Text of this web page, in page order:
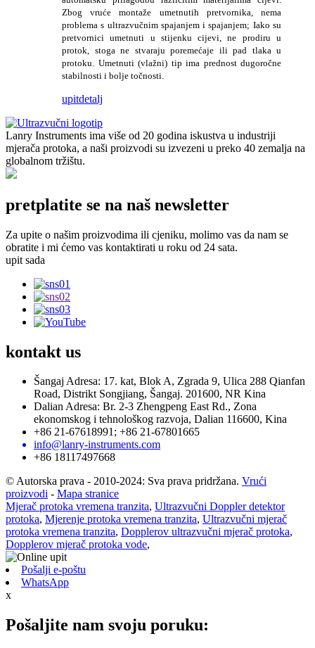
Zbog vruće montaže umetnutih pretvornika, nema
problema s ultrazvučnim spajanjem i spajanjem; Iako su
pretvornici umetnuti u stijenku cijevi, ne prodiru u
protok, stoga ne stvaraju poremećaje ili pad tlaka u
protoku. Umetnuti (vlažni) tip ima prednost dugoročne
stabilnosti i bolje točnosti.
upitdetalj
Lanry Instruments ima više od 20 godina iskustva u industriji
mjerača protoka, a naši proizvodi su izvezeni u preko 40 zemalja na
globalnom tržištu.
pretplatite se na naš newsletter
Za upite o našim proizvodima ili cjeniku, molimo vas da nam se
obratite i mi ćemo vas kontaktirati u roku od 24 sata.
upit sada
kontakt us
Šangaj Adresa: 17. kat, Blok A, Zgrada 9, Ulica 288 Qianfan
Road, Distrikt Songjiang, Šangaj. 201600, NR Kina
Dalian Adresa: Br. 2-3 Zhengpeng East Rd., Zona
ekonomskog i tehnološkog razvoja, Dalian 116600, Kina
+86 21-67618991; +86 21-67801665
info@lanry-instruments.com
+86 18117497668
© Autorska prava - 2010-2024: Sva prava pridržana. Vrući
proizvodi - Mapa stranice
Mjerač protoka vremena tranzita, Ultrazvučni Doppler detektor
protoka, Mjerenje protoka vremena tranzita, Ultrazvučni mjerač
protoka vremena tranzita, Dopplerov ultrazvučni mjerač protoka,
Dopplerov mjerač protoka vode,
Pošalji e-poštu
WhatsApp
x
Pošaljite nam svoju poruku: